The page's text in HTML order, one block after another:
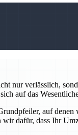
nur verlässlich,
auf das
auf
dafür, dass Ihr